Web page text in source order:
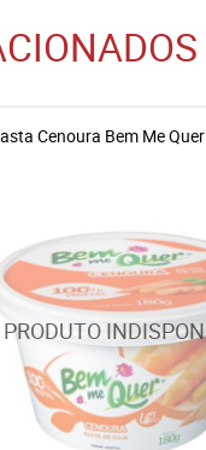
Cenoura Bem Me Quer